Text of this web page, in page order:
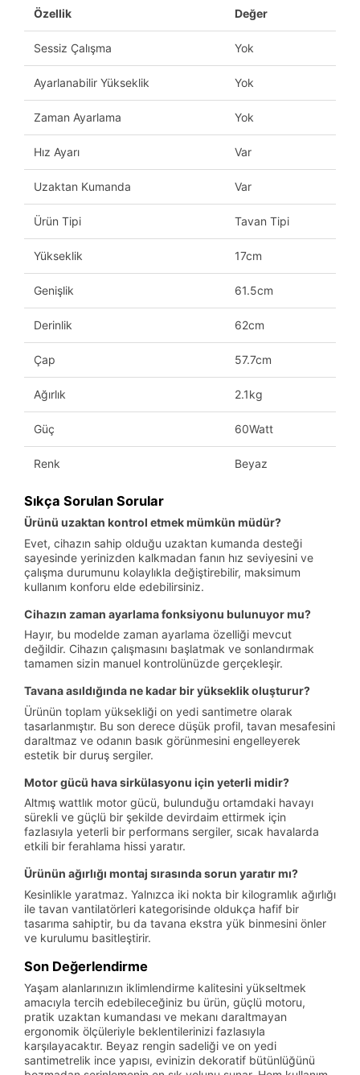
Özellik Değer
Sessiz Çalışma Yok
Ayarlanabilir Yükseklik Yok
Zaman Ayarlama Yok
Hız Ayarı Var
Uzaktan Kumanda Var
Ürün Tipi Tavan Tipi
Yükseklik 17cm
Genişlik 61.5cm
Derinlik 62cm
Çap 57.7cm
Ağırlık 2.1kg
Güç 60Watt
Renk Beyaz
Sıkça Sorulan Sorular
Ürünü uzaktan kontrol etmek mümkün müdür?
Evet, cihazın sahip olduğu uzaktan kumanda desteği
sayesinde yerinizden kalkmadan fanın hız seviyesini ve
çalışma durumunu kolaylıkla değiştirebilir, maksimum
kullanım konforu elde edebilirsiniz.
Cihazın zaman ayarlama fonksiyonu bulunuyor mu?
Hayır, bu modelde zaman ayarlama özelliği mevcut
değildir. Cihazın çalışmasını başlatmak ve sonlandırmak
tamamen sizin manuel kontrolünüzde gerçekleşir.
Tavana asıldığında ne kadar bir yükseklik oluşturur?
Ürünün toplam yüksekliği on yedi santimetre olarak
tasarlanmıştır. Bu son derece düşük profil, tavan mesafesini
daraltmaz ve odanın basık görünmesini engelleyerek
estetik bir duruş sergiler.
Motor gücü hava sirkülasyonu için yeterli midir?
Altmış wattlık motor gücü, bulunduğu ortamdaki havayı
sürekli ve güçlü bir şekilde devirdaim ettirmek için
fazlasıyla yeterli bir performans sergiler, sıcak havalarda
etkili bir ferahlama hissi yaratır.
Ürünün ağırlığı montaj sırasında sorun yaratır mı?
Kesinlikle yaratmaz. Yalnızca iki nokta bir kilogramlık ağırlığı
ile tavan vantilatörleri kategorisinde oldukça hafif bir
tasarıma sahiptir, bu da tavana ekstra yük binmesini önler
ve kurulumu basitleştirir.
Son Değerlendirme
Yaşam alanlarınızın iklimlendirme kalitesini yükseltmek
amacıyla tercih edebileceğiniz bu ürün, güçlü motoru,
pratik uzaktan kumandası ve mekanı daraltmayan
ergonomik ölçüleriyle beklentilerinizi fazlasıyla
karşılayacaktır. Beyaz rengin sadeliği ve on yedi
santimetrelik ince yapısı, evinizin dekoratif bütünlüğünü